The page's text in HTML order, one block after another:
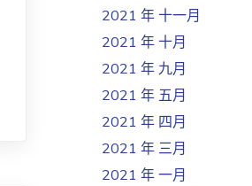
2021 年 十一月
2021 年 十月
2021 年 九月
2021 年 五月
2021 年 四月
2021 年 三月
2021 年 一月